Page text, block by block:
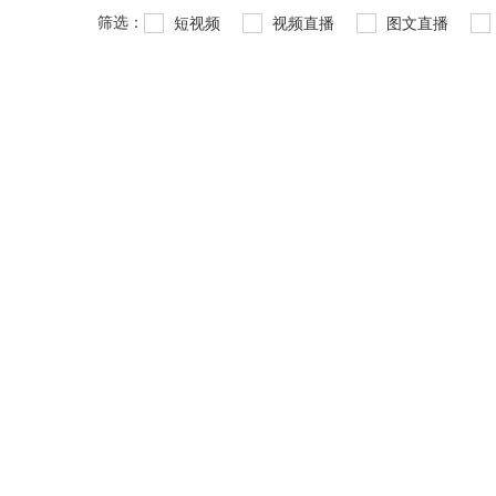
筛选： 短视频 视频直播 图文直播